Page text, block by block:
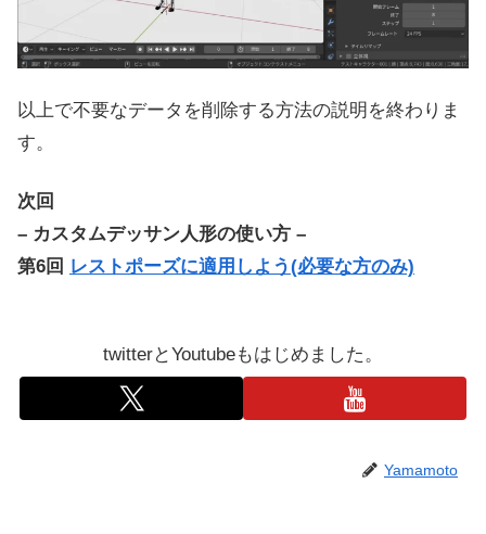
以上で不要なデータを削除する方法の説明を終わりま
す。
次回
– カスタムデッサン人形の使い方 –
第6回 レストポーズに適用しよう(必要な方のみ)
twitterとYoutubeもはじめました。
Yamamoto